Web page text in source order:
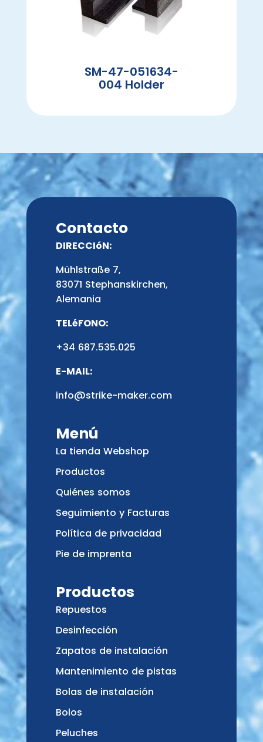
SM-47-051634-
004 Holder
Contacto
DIRECCIóN:
Mühlstraße 7,
83071 Stephanskirchen,
Alemania
TELéFONO:
+34 687.535.025
E-MAIL:
info@strike-maker.com
Menú
La tienda Webshop
Productos
Quiénes somos
Seguimiento y Facturas
Política de privacidad
Pie de imprenta
Productos
Repuestos
Desinfección
Zapatos de instalación
Mantenimiento de pistas
Bolas de instalación
Bolos
Peluches